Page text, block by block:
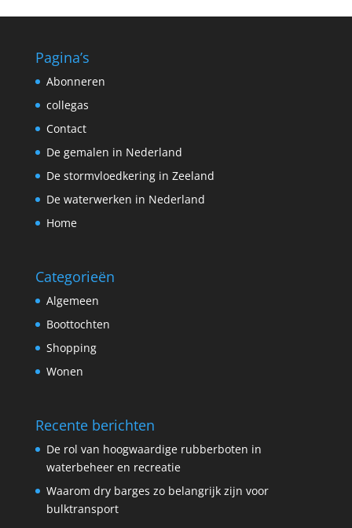
Pagina’s
Abonneren
collegas
Contact
De gemalen in Nederland
De stormvloedkering in Zeeland
De waterwerken in Nederland
Home
Categorieën
Algemeen
Boottochten
Shopping
Wonen
Recente berichten
De rol van hoogwaardige rubberboten in
waterbeheer en recreatie
Waarom dry barges zo belangrijk zijn voor
bulktransport